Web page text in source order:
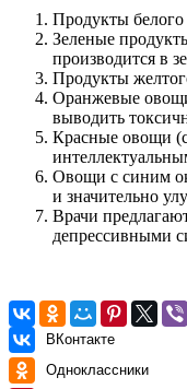
Продукты
Зеленые
производится в
Продукты
Оранжевые
выводить
Красные овощи
Овощи с синим
и значительно
Врачи
депрессивными
ВКонтакте
Одноклассники